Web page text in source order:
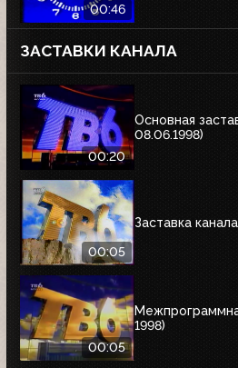
00:46
ЗАСТАВКИ КАНАЛА
00:20
Основная
08.06.1998)
00:05
Заставка
00:05
1998)